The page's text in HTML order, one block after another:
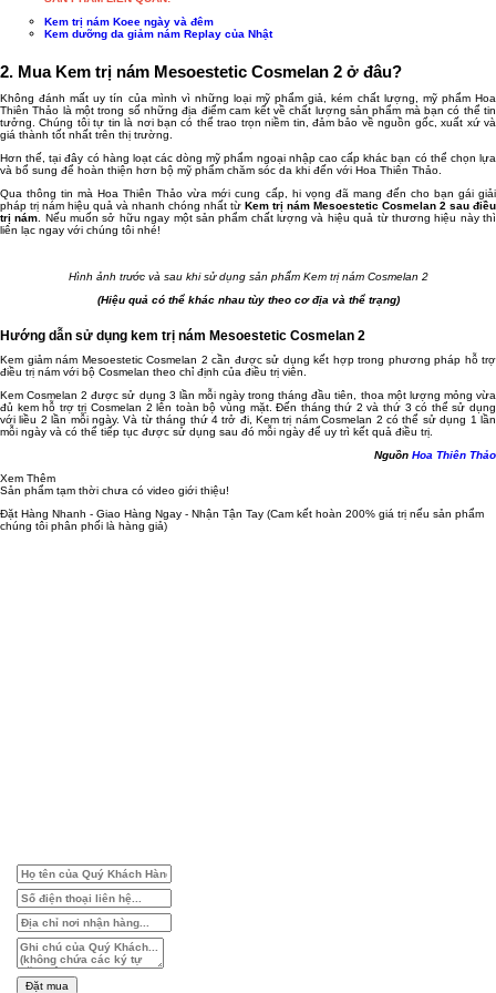
Kem trị nám Koee ngày và đêm
Kem dưỡng da giảm nám Replay của Nhật
2. Mua Kem trị nám Mesoestetic Cosmelan 2 ở đâu?
Không đánh mất uy tín của mình vì những loại mỹ phẩm giả, kém chất lượng, mỹ phẩm Hoa
Thiên Thảo là một trong số những địa điểm cam kết về chất lượng sản phẩm mà bạn có thể tin
tưởng. Chúng tôi tự tin là nơi bạn có thể trao trọn niềm tin, đảm bảo về nguồn gốc, xuất xứ và
giá thành tốt nhất trên thị trường.
Hơn thế, tại đây có hàng loạt các dòng mỹ phẩm ngoại nhập cao cấp khác bạn có thể chọn lựa
và bổ sung để hoàn thiện hơn bộ mỹ phẩm chăm sóc da khi đến với Hoa Thiên Thảo.
Qua thông tin mà Hoa Thiên Thảo vừa mới cung cấp, hi vọng đã mang đến cho bạn gái giải
pháp trị nám hiệu quả và nhanh chóng nhất từ Kem trị nám Mesoestetic Cosmelan 2 sau điều
trị nám . Nếu muốn sở hữu ngay một sản phẩm chất lượng và hiệu quả từ thương hiệu này thì
liên lạc ngay với chúng tôi nhé!
Hình ảnh trước và sau khi sử dụng sản phẩm Kem trị nám Cosmelan 2
(Hiệu quả có thể khác nhau tùy theo cơ địa và thể trạng)
Hướng dẫn sử dụng kem trị nám Mesoestetic Cosmelan 2
Kem giảm nám Mesoestetic Cosmelan 2 cần được sử dụng kết hợp trong phương pháp hỗ trợ
điều trị nám với bộ Cosmelan theo chỉ định của điều trị viên.
Kem Cosmelan 2 được sử dụng 3 lần mỗi ngày trong tháng đầu tiên, thoa một lượng mỏng vừa
đủ kem hỗ trợ trị Cosmelan 2 lên toàn bộ vùng mặt. Đến tháng thứ 2 và thứ 3 có thể sử dụng
với liều 2 lần mỗi ngày. Và từ tháng thứ 4 trở đi, Kem trị nám Cosmelan 2 có thể sử dụng 1 lần
mỗi ngày và có thể tiếp tục được sử dụng sau đó mỗi ngày để uy trì kết quả điều trị.
Nguồn Hoa Thiên Thảo
Xem Thêm
Sản phẩm tạm thời chưa có video giới thiệu!
Đặt Hàng Nhanh - Giao Hàng Ngay - Nhận Tận Tay (Cam kết hoàn 200% giá trị nếu sản phẩm
chúng tôi phân phối là hàng giả)
Đặt mua